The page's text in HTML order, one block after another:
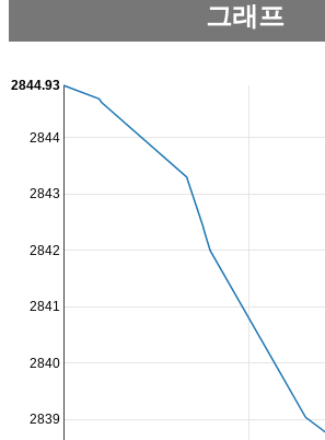
그래프
2839
2840
2841
2842
2843
2844
2844.93